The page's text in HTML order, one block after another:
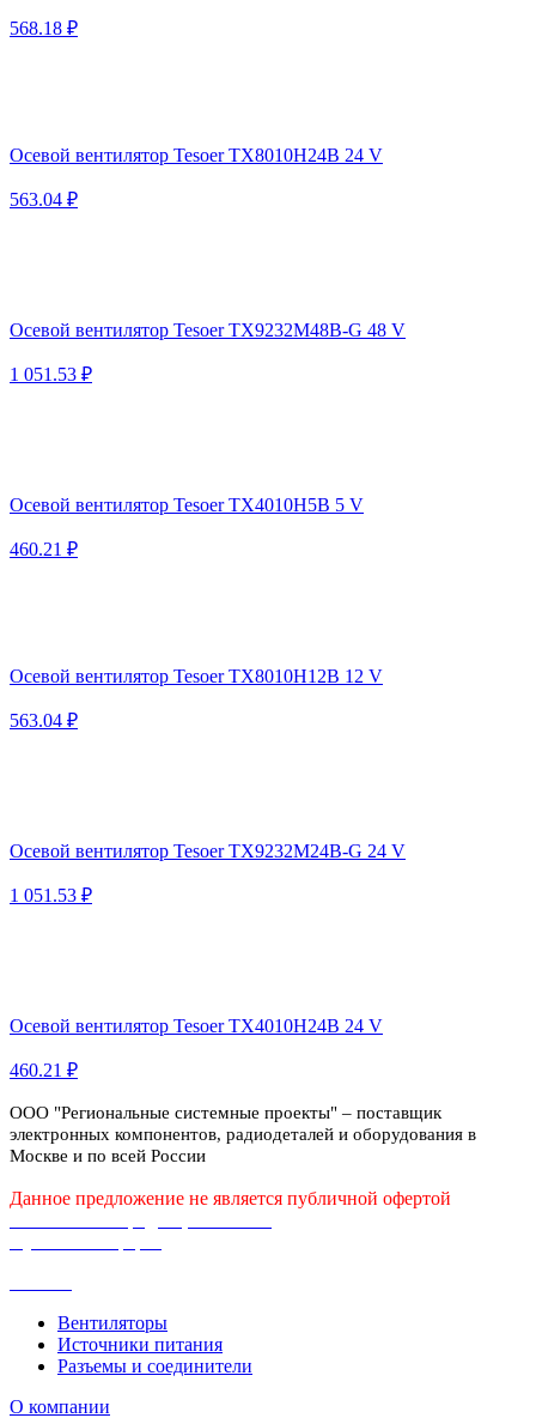
568.18 ₽
Осевой вентилятор Tesoer TX8010H24B 24 V
563.04 ₽
Осевой вентилятор Tesoer TX9232M48B-G 48 V
1 051.53 ₽
Осевой вентилятор Tesoer TX4010H5B 5 V
460.21 ₽
Осевой вентилятор Tesoer TX8010H12B 12 V
563.04 ₽
Осевой вентилятор Tesoer TX9232M24B-G 24 V
1 051.53 ₽
Осевой вентилятор Tesoer TX4010H24B 24 V
460.21 ₽
ООО "Региональные системные проекты" – поставщик
электронных компонентов, радиодеталей и оборудования в
Москве и по всей России
Данное предложение не является публичной офертой
Вентиляторы
Источники питания
Разъемы и соединители
О компании